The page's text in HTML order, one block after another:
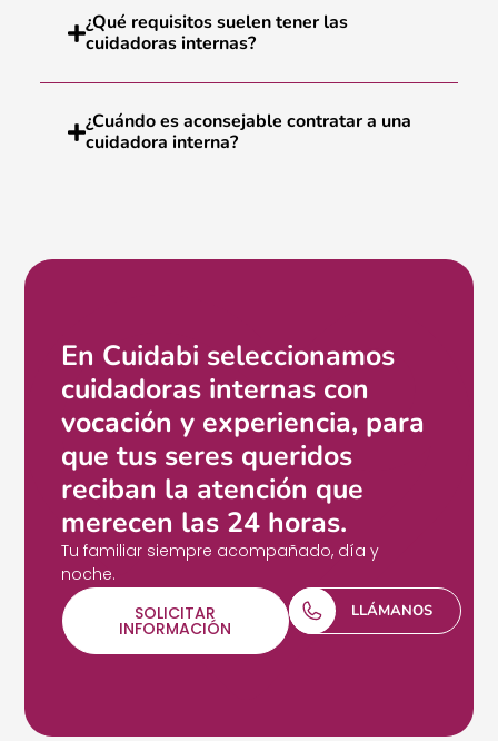
¿Qué requisitos suelen tener las
cuidadoras internas?
¿Cuándo es aconsejable contratar a una
cuidadora interna?
En Cuidabi seleccionamos
cuidadoras internas con
vocación y experiencia, para
que tus seres queridos
reciban la atención que
merecen las 24 horas.
Tu familiar siempre acompañado, día y
noche.
SOLICITAR
INFORMACIÓN
LLÁMANOS